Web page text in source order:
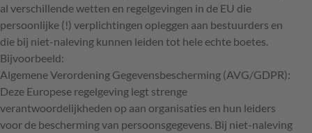
al verschillende wetten en regelgevingen in de EU die
persoonlijke (!) verplichtingen opleggen aan bestuurders en
die bij niet-naleving kunnen leiden tot hele echte boetes.
Bijvoorbeeld:
Algemene Verordening Gegevensbescherming (AVG/GDPR):
Deze Europese regelgeving legt strenge
verantwoordelijkheden op aan organisaties en hun leiders
voor de bescherming van persoonsgegevens. Bij niet-naleving